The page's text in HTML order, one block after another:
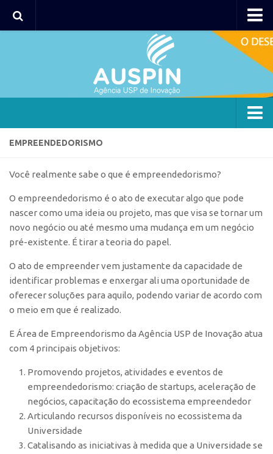
Agência
Polos
Polo Capital
Polo Lorena
Polo Ribeirão Preto
Polo São Carlos
Programas
Bolsa Startup USP
Conexão USP
Conexão Inter-USP
Portal do Inventor
EMPREENDEDORISMO
Você realmente sabe o que é empreendedorismo?
O empreendedorismo é o ato de executar algo que pode
nascer como uma ideia ou projeto, mas que visa se tornar um
novo negócio ou até mesmo uma mudança em um negócio
pré-existente. É tirar a teoria do papel.
O ato de empreender vem justamente da capacidade de
identificar problemas e enxergar ali uma oportunidade de
oferecer soluções para aquilo, podendo variar de acordo com
o meio em que é realizado.
E Área de Empreendorismo da Agência USP de Inovação atua
com 4 principais objetivos:
Promovendo projetos, atividades e eventos de
empreendedorismo: criação de startups, aceleração de
negócios, capacitação do ecossistema empreendedor
Articulando recursos disponíveis no ecossistema da
Universidade
Catalisando as iniciativas à medida que a Universidade se